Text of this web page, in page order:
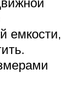
емкости,